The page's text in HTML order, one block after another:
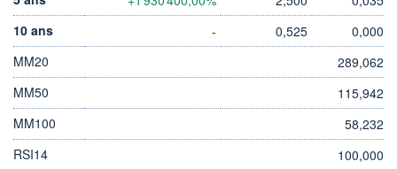
10 ans
- 0,525
0,000
MM20
289,062
MM50
115,942
MM100
58,232
RSI14
100,000